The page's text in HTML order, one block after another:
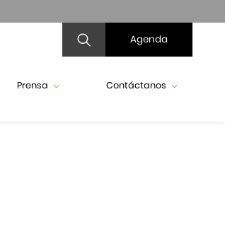
Agenda
Prensa Contáctanos